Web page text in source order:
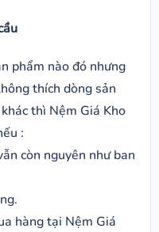
phẩm nào đó nhưng
thích dòng sản
thì Nệm Giá Kho
:
còn nguyên như ban
hàng tại Nệm Giá